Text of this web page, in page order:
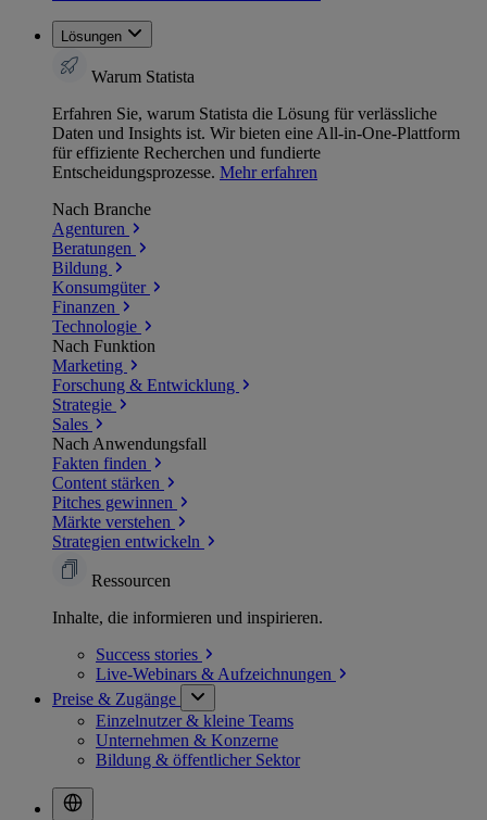
Lösungen
Warum Statista
Erfahren Sie, warum Statista die Lösung für verlässliche
Daten und Insights ist. Wir bieten eine All-in-One-Plattform
für effiziente Recherchen und fundierte
Entscheidungsprozesse. Mehr erfahren
Nach Branche
Agenturen
Beratungen
Bildung
Konsumgüter
Finanzen
Technologie
Nach Funktion
Marketing
Forschung & Entwicklung
Strategie
Sales
Nach Anwendungsfall
Fakten finden
Content stärken
Pitches gewinnen
Märkte verstehen
Strategien entwickeln
Ressourcen
Inhalte, die informieren und inspirieren.
Success stories
Live-Webinars & Aufzeichnungen
Preise & Zugänge
Einzelnutzer & kleine Teams
Unternehmen & Konzerne
Bildung & öffentlicher Sektor